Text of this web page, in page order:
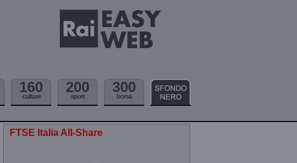
160
culture
200
sport
300
borsa
FTSE Italia All-Share